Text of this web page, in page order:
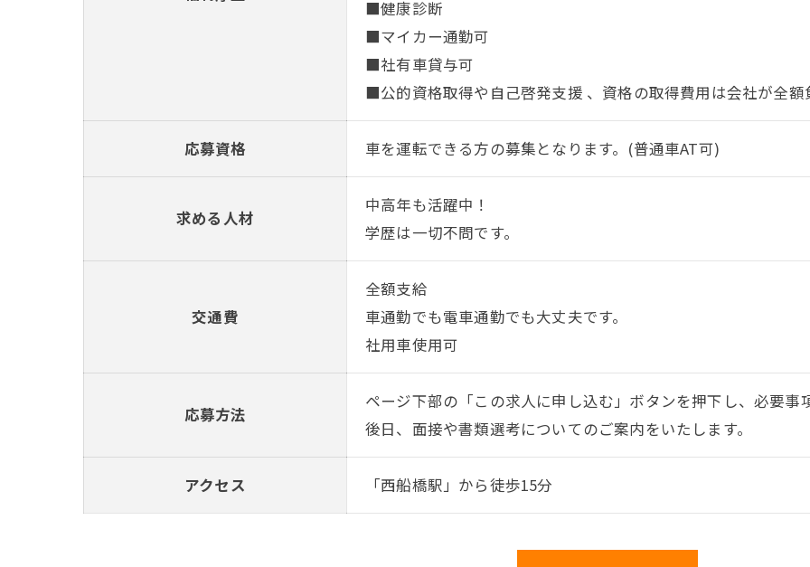
■健康診断
■マイカー通勤可
■社有車貸与可
■公的資格取得や自己啓発支援 、資格の取得費用は会社が全
応募資格 車を運転できる方の募集となります。(普通車AT可)
求める人材
中高年も活躍中！
学歴は一切不問です。
交通費
全額支給
車通勤でも電車通勤でも大丈夫です。
社用車使用可
応募方法
ページ下部の「この求人に申し込む」ボタンを押下し、必要事
後日、面接や書類選考についてのご案内をいたします。
アクセス 「西船橋駅」から徒歩15分